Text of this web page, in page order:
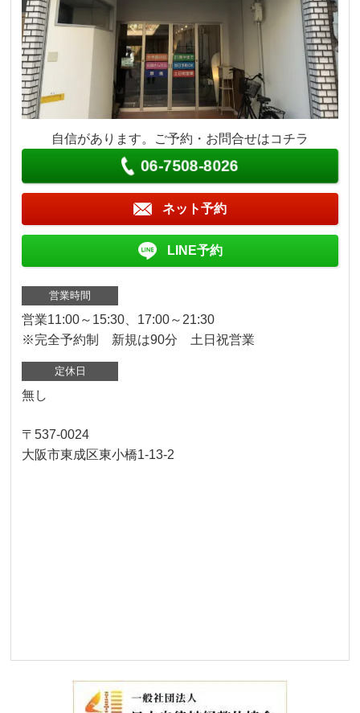
自信があります。ご予約・お問合せはコチラ
06-7508-8026
ネット予約
LINE予約
営業時間
営業11:00～15:30、17:00～21:30
※完全予約制 新規は90分 土日祝営業
定休日
無し
〒537-0024
大阪市東成区東小橋1-13-2